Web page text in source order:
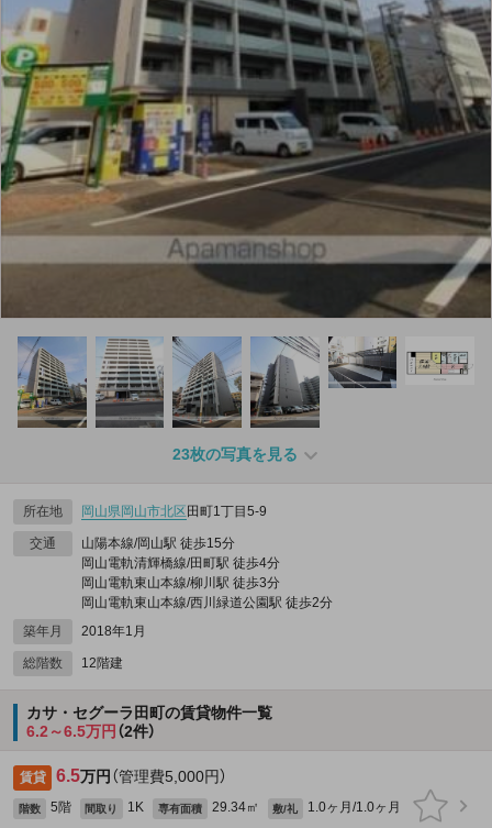
23枚の写真を見る
所在地 岡山県岡山市北区 田町1丁目5-9
交通
山陽本線/岡山駅 徒歩15分
岡山電軌清輝橋線/田町駅 徒歩4分
岡山電軌東山本線/柳川駅 徒歩3分
岡山電軌東山本線/西川緑道公園駅 徒歩2分
築年月
2018年1月
総階数 12階建
カサ・セグーラ田町の賃貸物件一覧
6.2～6.5万円 （2件）
賃貸 6.5万円 （管理費5,000円）
階数 5階 間取り 1K 専有面積 29.34㎡ 敷/礼
1.0ヶ月/1.0ヶ月